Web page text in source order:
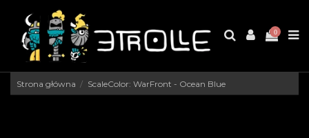
0
Strona główna ScaleColor: WarFront - Ocean Blue